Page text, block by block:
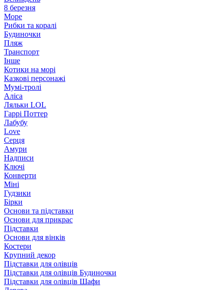
8 березня
Море
Рибки та коралі
Будиночки
Пляж
Транспорт
Інше
Котики на морі
Казкові персонажі
Мумі-тролі
Аліса
Ляльки LOL
Гаррі Поттер
Лабубу
Love
Серця
Амури
Надписи
Ключі
Конверти
Міні
Гудзики
Бірки
Основи та підставки
Основи для прикрас
Підставки
Основи для вінків
Костери
Крупний декор
Підставки для олівців
Підставки для олівців Будиночки
Підставки для олівців Шафи